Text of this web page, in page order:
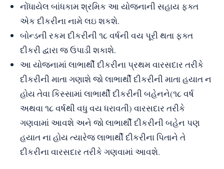
નોંધાયેલ બાંધકામ શ્રમિક આ યોજનાની સહાય ફક્ત
એક દીકરીના નામે લઇ શકશે.
બોન્ડની રકમ દીકરીની ૧૮ વર્ષની વય પૂરી થતા ફક્ત
દીકરી દ્વારા જ ઉપાડી શકાશે.
આ યોજનામાં લાભાર્થી દીકરીના પ્રથમ વારસદાર તરીકે
દીકરીની માતા ગણાશે જો લાભાર્થી દીકરીની માતા હયાત ન
હોય તેવા કિસ્સામાં લાભાર્થી દીકરીની બહેનને(૧૮ વર્ષ
અથવા ૧૮ વર્ષથી વધુ વય ધરાવતી) વારસદાર તરીકે
ગણવામાં આવશે અને જો લાભાર્થી દીકરીની બહેન પણ
હયાત ના હોય ત્યારેજ લાભાર્થી દીકરીના પિતાને તે
દીકરીના વારસદાર તરીકે ગણવામાં આવશે.